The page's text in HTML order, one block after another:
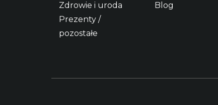
Zdrowie i uroda
Prezenty /
pozostałe
Blog